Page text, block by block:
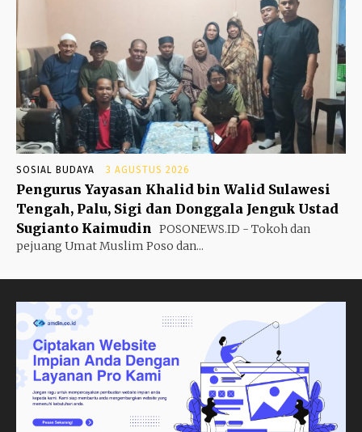
SOSIAL BUDAYA 3 AGUSTUS 2026
Pengurus Yayasan Khalid bin Walid Sulawesi
Tengah, Palu, Sigi dan Donggala Jenguk Ustad
Sugianto Kaimudin POSONEWS.ID - Tokoh dan
pejuang Umat Muslim Poso dan...